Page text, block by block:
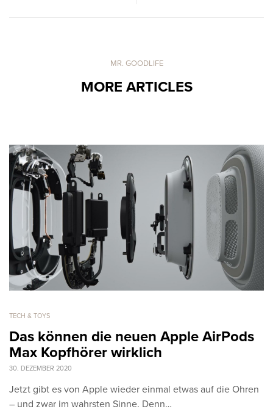
MR. GOODLIFE
MORE ARTICLES
TECH & TOYS
Das können die neuen Apple AirPods
Max Kopfhörer wirklich
30. DEZEMBER 2020
Jetzt gibt es von Apple wieder einmal etwas auf die Ohren
– und zwar im wahrsten Sinne. Denn…